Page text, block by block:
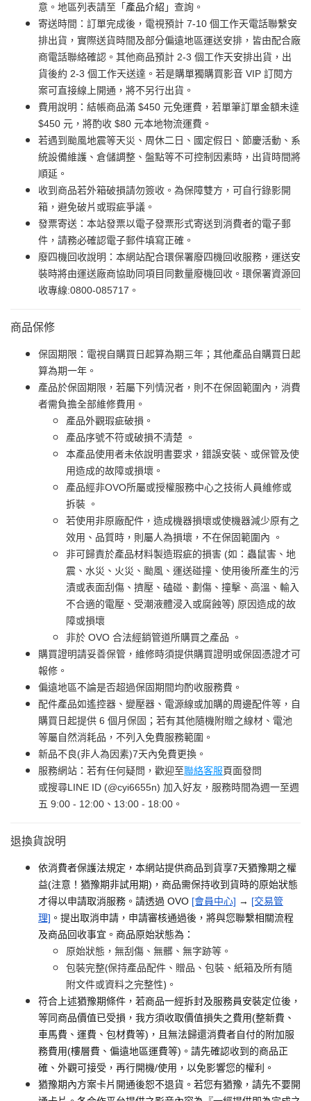
意。地區列表請至「產品介紹 」查詢。
寄送時間：訂單完成後，電視預計 7-10 個工作天電話聯繫安
排出貨，實際送貨時間及部分偏遠地區運送安排，皆由配合廠
商電話聯絡確認。其他商品預計 2-3 個工作天安排出貨，出
貨後約 2-3 個工作天送達。若是購單獨購買影音 VIP 訂閱方
案可直接線上開通，將不另行出貨。
費用說明：結帳商品滿 $450 元免運費，若單筆訂單金額未達
$450 元，將酌收 $80 元本地物流運費。
若遇到颱風地震等天災、周休二日、國定假日、節慶活動、系
統設備維護、倉儲調整、盤點等不可控制因素時，出貨時間將
順延。
收到商品若外箱破損請勿簽收。為保障雙方，可自行錄影開
箱，避免破片或瑕疵爭議。
發票寄送：本站發票以電子發票形式寄送到消費者的電子郵
件，請務必確認電子郵件填寫正確。
廢四機回收說明：本網站配合環保署廢四機回收服務，運送安
裝時將由運送廠商協助同項目同數量廢機回收。環保署資源回
收專線:0800-085717。
商品保修
保固期限：電視自購買日起算為期三年；其他產品自購買日起
算為期一年。
產品於保固期限，若屬下列情況者，則不在保固範圍內，消費
者需負擔全部維修費用。
產品外觀瑕疵破損。
產品序號不符或破損不清楚 。
本產品使用者未依說明書要求，錯誤安裝、或保管及使
用造成的故障或損壞。
產品經非OVO所屬或授權服務中心之技術人員維修或
拆裝 。
若使用非原廠配件，造成機器損壞或使機器減少原有之
效用、品質時，則屬人為損壞，不在保固範圍內 。
非可歸責於產品材料製造瑕疵的損害 (如：蟲鼠害、地
震、水災、火災、颱風、運送碰撞、使用後所產生的污
漬或表面刮傷、擠壓、磕碰、劃傷、撞擊、高溫、輸入
不合適的電壓、受潮液體浸入或腐蝕等) 原因造成的故
障或損壞
非於 OVO 合法經銷管道所購買之產品 。
購買證明請妥善保管，維修時須提供購買證明或保固憑證才可
報修。
偏遠地區不論是否超過保固期間均酌收服務費。
配件產品如遙控器、變壓器、電源線或加購的周邊配件等，自
購買日起提供 6 個月保固；若有其他隨機附贈之線材、電池
等屬自然消耗品，不列入免費服務範圍。
新品不良(非人為因素)7天內免費更換。
服務網站：若有任何疑問，歡迎至聯絡客服頁面發問
或搜尋LINE ID (@cyi6655n) 加入好友，服務時間為週一至週
五 9:00 - 12:00、13:00 - 18:00。
退換貨說明
依消費者保護法規定，本網站提供商品到貨享7天猶豫期之權
益(注意！猶豫期非試用期)，商品需保持收到貨時的原始狀態
才得以申請取消服務。請透過 OVO [會員中心] → [交易管
理] 。提出取消申請，申請審核通過後，將與您聯繫相關流程
及商品回收事宜。商品原始狀態為：
原始狀態，無刮傷、無髒、無字跡等。
包裝完整(保持產品配件、贈品、包裝、紙箱及所有隨
附文件或資料之完整性)。
符合上述猶豫期條件，若商品一經拆封及服務員安裝定位後，
等同商品價值已受損，我方須收取價值損失之費用(整新費、
車馬費、運費、包材費等)，且無法歸還消費者自付的附加服
務費用(樓層費、偏遠地區運費等)。請先確認收到的商品正
確、外觀可接受，再行開機/使用，以免影響您的權利。
猶豫期內方案卡片開通後恕不退貨。若您有猶豫，請先不要開